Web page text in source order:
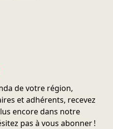
de votre région,
et adhérents, recevez
encore dans notre
pas à vous abonner !